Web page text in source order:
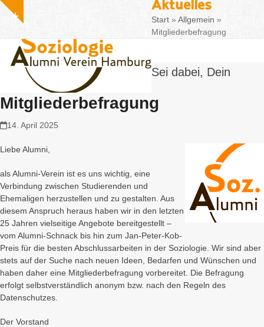
Skip
Show
Aktuelles
Start »Allgemein »
Mitgliederbefragung
Mitgliederbefragung
14. April 2025
Liebe Alumni,
als Alumni-Verein ist es uns wichtig, eine
Verbindung zwischen Studierenden und
Ehemaligen herzustellen und zu gestalten. Aus
diesem Anspruch heraus haben wir in den letzten
25 Jahren vielseitige Angebote bereitgestellt –
vom Alumni-Schnack bis hin zum Jan-Peter-Kob-
Preis für die besten Abschlussarbeiten in der Soziologie. Wir sind aber
stets auf der Suche nach neuen Ideen, Bedarfen und Wünschen und
haben daher eine Mitgliederbefragung vorbereitet. Die Befragung
erfolgt selbstverständlich anonym bzw. nach den Regeln des
Datenschutzes.
Der Vorstand
Sei dabei, Dein